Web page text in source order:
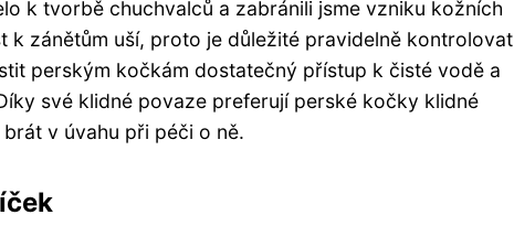
k tvorbě chuchvalců a zabránili jsme vzniku kožních
k zánětům uší, proto je důležité pravidelně kontrolovat
perským kočkám dostatečný přístup k čisté vodě a
své klidné povaze preferují perské kočky klidné
v úvahu při péči o ně.